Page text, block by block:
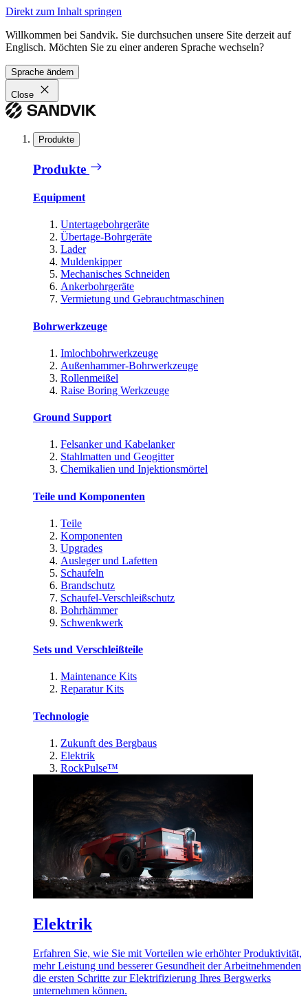
Direkt zum Inhalt springen
Willkommen bei Sandvik. Sie durchsuchen unsere Site derzeit auf
Englisch. Möchten Sie zu einer anderen Sprache wechseln?
Sprache ändern
Close
Produkte
Produkte
Equipment
Untertagebohrgeräte
Übertage-Bohrgeräte
Lader
Muldenkipper
Mechanisches Schneiden
Ankerbohrgeräte
Vermietung und Gebrauchtmaschinen
Bohrwerkzeuge
Imlochbohrwerkzeuge
Außenhammer-Bohrwerkzeuge
Rollenmeißel
Raise Boring Werkzeuge
Ground Support
Felsanker und Kabelanker
Stahlmatten und Geogitter
Chemikalien und Injektionsmörtel
Teile und Komponenten
Teile
Komponenten
Upgrades
Ausleger und Lafetten
Schaufeln
Brandschutz
Schaufel-Verschleißschutz
Bohrhämmer
Schwenkwerk
Sets und Verschleißteile
Maintenance Kits
Reparatur Kits
Technologie
Zukunft des Bergbaus
Elektrik
RockPulse™
Elektrik
Erfahren Sie, wie Sie mit Vorteilen wie erhöhter Produktivität,
mehr Leistung und besserer Gesundheit der Arbeitnehmenden
die ersten Schritte zur Elektrifizierung Ihres Bergwerks
unternehmen können.